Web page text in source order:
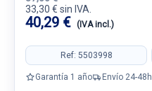
33,30 € sin IVA.
40,29 € (IVA incl.)
Ref: 5503998
Garantía 1 año Envío 24-48h